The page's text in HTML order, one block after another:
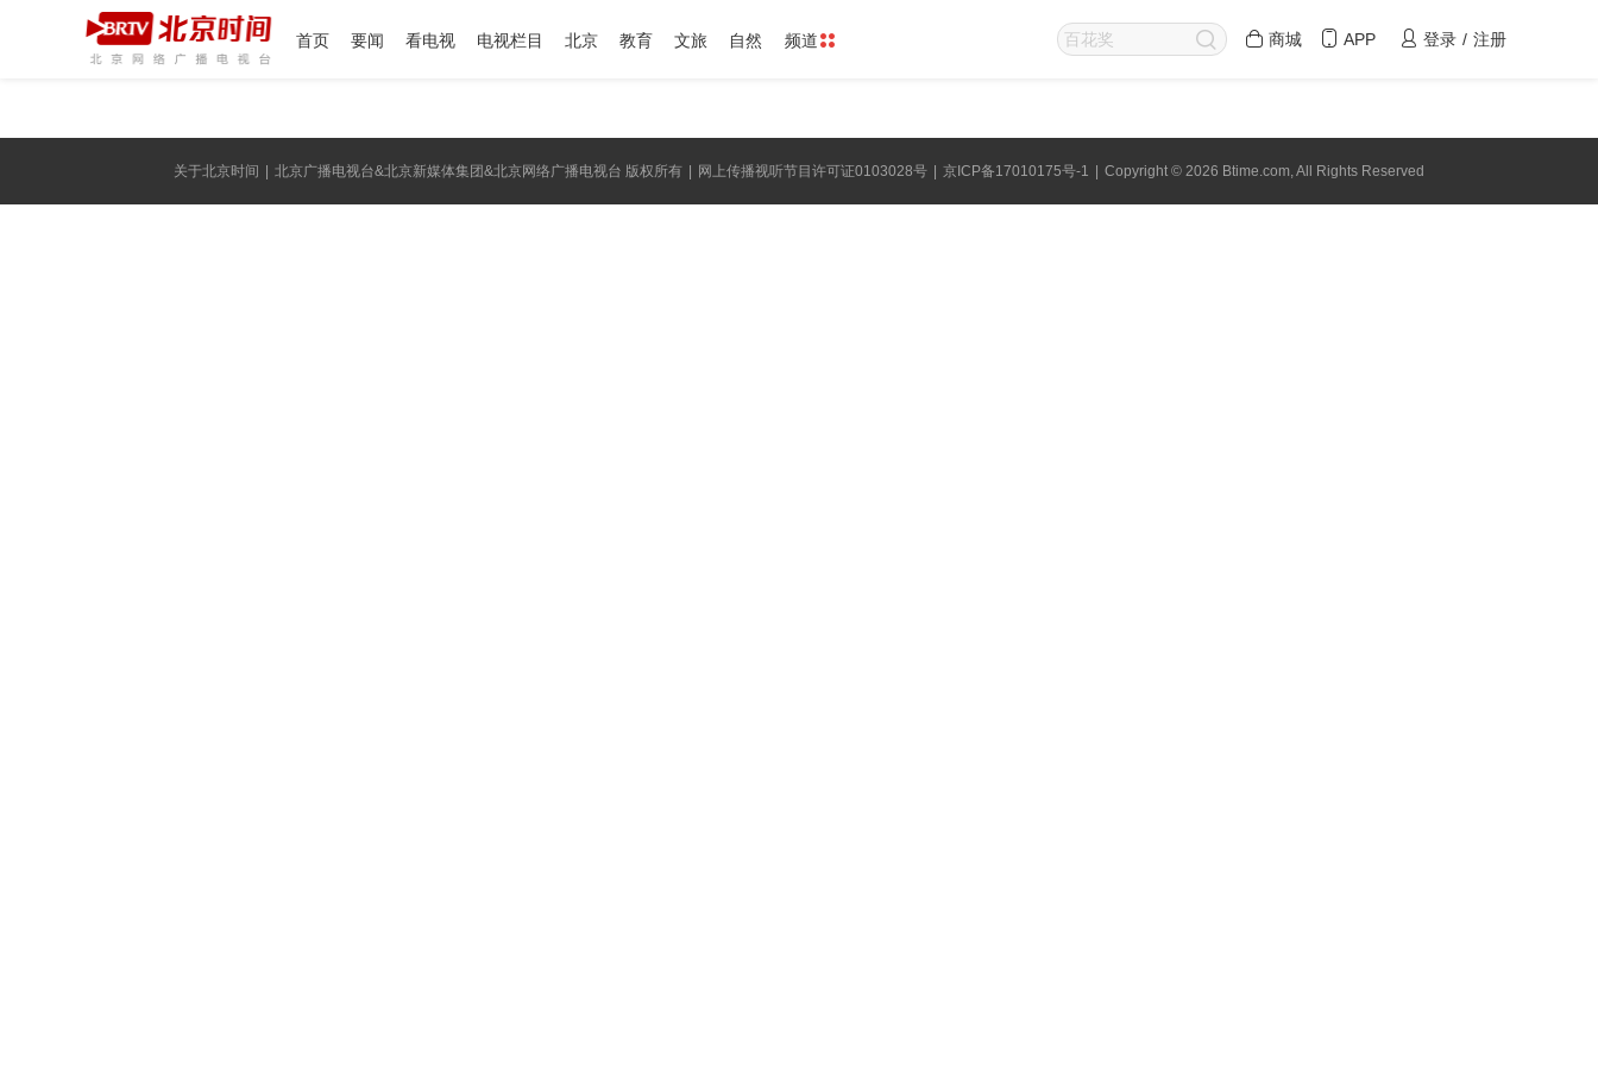
首页 要闻 看电视 电视栏目 北京 教育 文旅 自然 频道 登录 / 注册
商城 APP
关于北京时间 北京广播电视台&北京新媒体集团&北京网络广播电视台 版权所有 网上传播视听节目许可证0103028号 京ICP备17010175号-1 Copyright © 2026 Btime.com, All Rights Reserved